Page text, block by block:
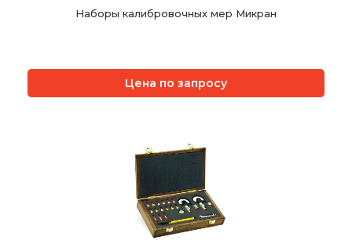
Наборы калибровочных мер Микран
Цена по запросу